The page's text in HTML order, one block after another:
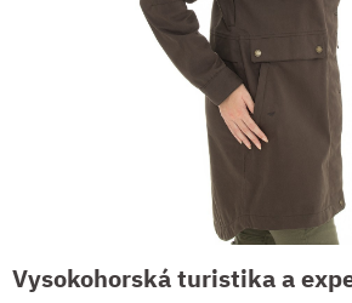
Vysokohorská turistika a